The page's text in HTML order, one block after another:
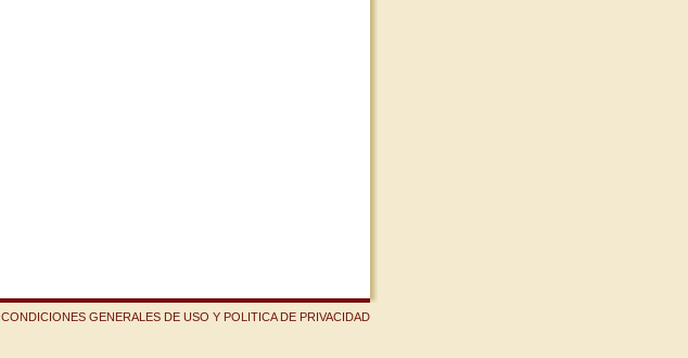
CONDICIONES GENERALES DE USO Y POLITICA DE PRIVACIDAD